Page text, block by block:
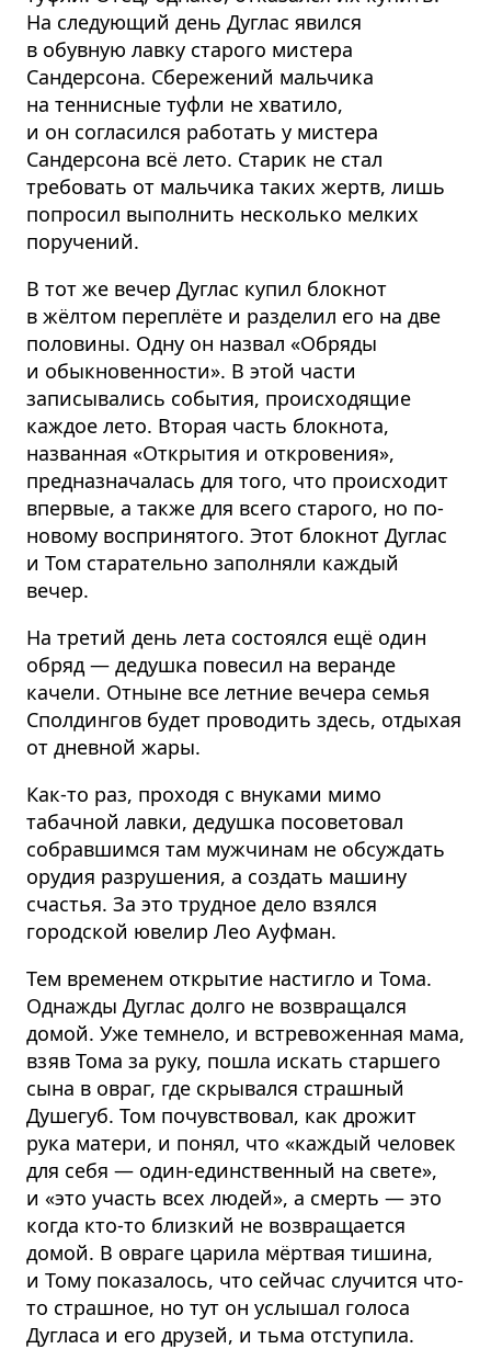
На следующий день Дуглас явился
в обувную лавку старого мистера
Сандерсона. Сбережений мальчика
на теннисные туфли не хватило,
и он согласился работать у мистера
Сандерсона всё лето. Старик не стал
требовать от мальчика таких жертв, лишь
попросил выполнить несколько мелких
поручений.
В тот же вечер Дуглас купил блокнот
в жёлтом переплёте и разделил его на две
половины. Одну он назвал «Обряды
и обыкновенности». В этой части
записывались события, происходящие
каждое лето. Вторая часть блокнота,
названная «Открытия и откровения»,
предназначалась для того, что происходит
впервые, а также для всего старого, но по-
новому воспринятого. Этот блокнот Дуглас
и Том старательно заполняли каждый
вечер.
На третий день лета состоялся ещё один
обряд — дедушка повесил на веранде
качели. Отныне все летние вечера семья
Сполдингов будет проводить здесь, отдыхая
от дневной жары.
Как-то раз, проходя с внуками мимо
табачной лавки, дедушка посоветовал
собравшимся там мужчинам не обсуждать
орудия разрушения, а создать машину
счастья. За это трудное дело взялся
городской ювелир Лео Ауфман.
Тем временем открытие настигло и Тома.
Однажды Дуглас долго не возвращался
домой. Уже темнело, и встревоженная мама,
взяв Тома за руку, пошла искать старшего
сына в овраг, где скрывался страшный
Душегуб. Том почувствовал, как дрожит
рука матери, и понял, что «каждый человек
для себя — один-единственный на свете»,
и «это участь всех людей», а смерть — это
когда кто-то близкий не возвращается
домой. В овраге царила мёртвая тишина,
и Тому показалось, что сейчас случится что-
то страшное, но тут он услышал голоса
Дугласа и его друзей, и тьма отступила.